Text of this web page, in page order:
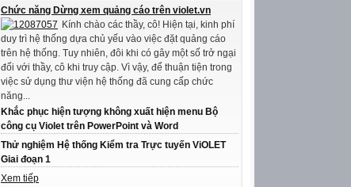
Chức năng Dừng xem quảng cáo trên violet.vn
Kính chào các thầy, cô! Hiện tại, kinh phí
duy trì hệ thống dựa chủ yếu vào việc đặt quảng cáo
trên hệ thống. Tuy nhiên, đôi khi có gây một số trở ngại
đối với thầy, cô khi truy cập. Vì vậy, để thuận tiện trong
việc sử dụng thư viện hệ thống đã cung cấp chức
năng...
Khắc phục hiện tượng không xuất hiện menu Bộ
công cụ Violet trên PowerPoint và Word
Thử nghiệm Hệ thống Kiểm tra Trực tuyến ViOLET
Giai đoạn 1
Xem tiếp